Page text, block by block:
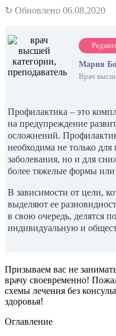
↻ Обновлено 06.08.2020
Мария
Врач
Профилактика – это
на предупреждение
осложнений.
необходима не только
заболевания, но и для
более тяжелые формы
В зависимости от цели,
выделяют ее
в свою очередь, делятся
индивидуальную и
Призываем вас не
врачу своевременно!
схемы лечения без
здоровья!
Оглавление